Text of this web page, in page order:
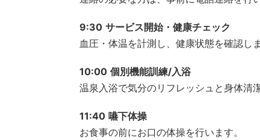
9:30 サービス開始・健康チェック
血圧・体温を計測し、健康状態を確認しま
10:00 個別機能訓練/入浴
温泉入浴で気分のリフレッシュと身体清
11:40 嚥下体操
お食事の前にお口の体操を行います。